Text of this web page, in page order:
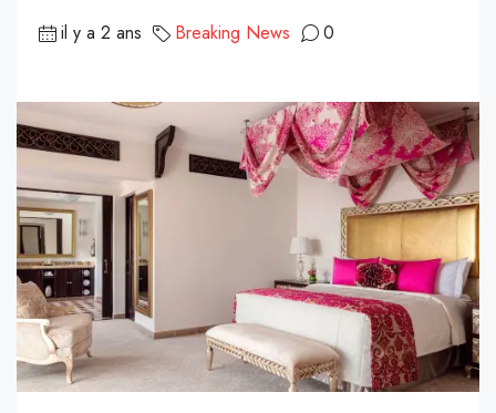
il y a 2 ans Breaking News 0